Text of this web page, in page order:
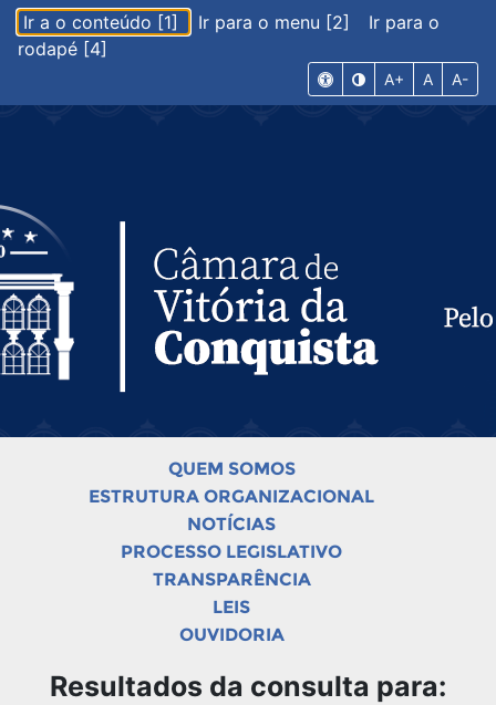
Ir a o conteúdo [1] Ir para o menu [2]
Ir para o
rodapé [4]
A+ A A-
QUEM SOMOS
ESTRUTURA ORGANIZACIONAL
NOTÍCIAS
PROCESSO LEGISLATIVO
TRANSPARÊNCIA
LEIS
OUVIDORIA
Resultados da consulta para: